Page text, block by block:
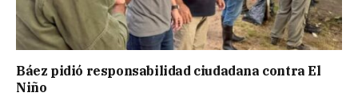
Báez pidió responsabilidad ciudadana contra El
Niño